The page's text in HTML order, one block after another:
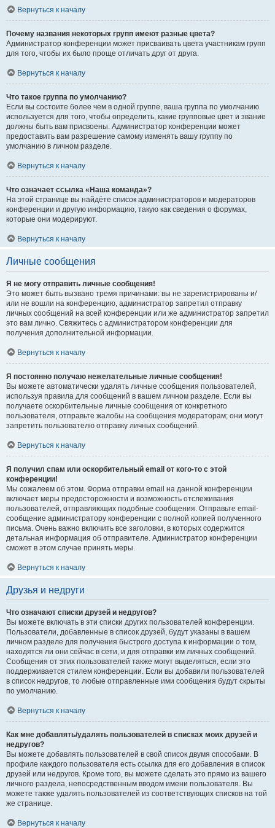
Вернуться к началу
Почему названия некоторых групп имеют разные цвета?
Администратор конференции может присваивать цвета участникам групп
для того, чтобы их было проще отличать друг от друга.
Вернуться к началу
Что такое группа по умолчанию?
Если вы состоите более чем в одной группе, ваша группа по умолчанию
используется для того, чтобы определить, какие групповые цвет и звание
должны быть вам присвоены. Администратор конференции может
предоставить вам разрешение самому изменять вашу группу по
умолчанию в личном разделе.
Вернуться к началу
Что означает ссылка «Наша команда»?
На этой странице вы найдёте список администраторов и модераторов
конференции и другую информацию, такую как сведения о форумах,
которые они модерируют.
Вернуться к началу
Личные сообщения
Я не могу отправить личные сообщения!
Это может быть вызвано тремя причинами: вы не зарегистрированы и/
или не вошли на конференцию, администратор запретил отправку
личных сообщений на всей конференции или же администратор запретил
это вам лично. Свяжитесь с администратором конференции для
получения дополнительной информации.
Вернуться к началу
Я постоянно получаю нежелательные личные сообщения!
Вы можете автоматически удалять личные сообщения пользователей,
используя правила для сообщений в вашем личном разделе. Если вы
получаете оскорбительные личные сообщения от конкретного
пользователя, отправьте жалобы на сообщения модераторам; они могут
запретить пользователю отправку личных сообщений.
Вернуться к началу
Я получил спам или оскорбительный email от кого-то с этой
конференции!
Мы сожалеем об этом. Форма отправки email на данной конференции
включает меры предосторожности и возможность отслеживания
пользователей, отправляющих подобные сообщения. Отправьте email-
сообщение администратору конференции с полной копией полученного
письма. Очень важно включить все заголовки, в которых содержится
детальная информация об отправителе. Администратор конференции
сможет в этом случае принять меры.
Вернуться к началу
Друзья и недруги
Что означают списки друзей и недругов?
Вы можете включать в эти списки других пользователей конференции.
Пользователи, добавленные в список друзей, будут указаны в вашем
личном разделе для получения быстрого доступа к информации о том,
находятся ли они сейчас в сети, и для отправки им личных сообщений.
Сообщения от этих пользователей также могут выделяться, если это
поддерживается стилем конференции. Если вы добавили пользователей
в список недругов, то любые отправленные ими сообщения будут скрыты
по умолчанию.
Вернуться к началу
Как мне добавлять/удалять пользователей в списках моих друзей и
недругов?
Вы можете добавлять пользователей в свой список двумя способами. В
профиле каждого пользователя есть ссылка для его добавления в список
друзей или недругов. Кроме того, вы можете сделать это прямо из вашего
личного раздела, непосредственным вводом имени пользователя. Вы
можете также удалять пользователей из соответствующих списков на той
же странице.
Вернуться к началу